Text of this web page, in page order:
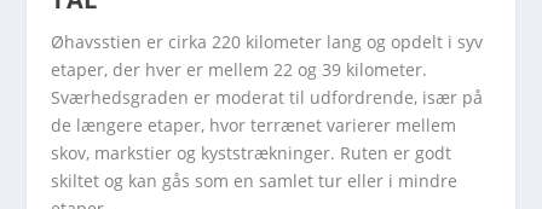
Øhavsstien er cirka 220 kilometer lang og opdelt i syv
etaper, der hver er mellem 22 og 39 kilometer.
Sværhedsgraden er moderat til udfordrende, især på
de længere etaper, hvor terrænet varierer mellem
skov, markstier og kyststrækninger. Ruten er godt
skiltet og kan gås som en samlet tur eller i mindre